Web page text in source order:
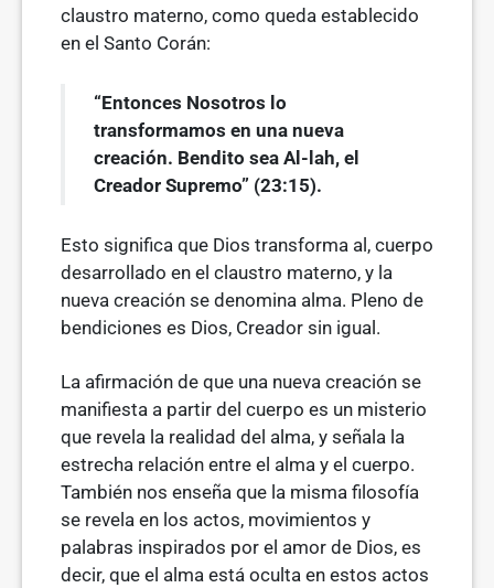
claustro materno, como queda establecido
en el Santo Corán:
“Entonces Nosotros lo
transformamos en una nueva
creación. Bendito sea Al-lah, el
Creador Supremo” (23:15).
Esto significa que Dios transforma al, cuerpo
desarrollado en el claustro materno, y la
nueva creación se denomina alma. Pleno de
bendiciones es Dios, Creador sin igual.
La afirmación de que una nueva creación se
manifiesta a partir del cuerpo es un misterio
que revela la realidad del alma, y señala la
estrecha relación entre el alma y el cuerpo.
También nos enseña que la misma filosofía
se revela en los actos, movimientos y
palabras inspirados por el amor de Dios, es
decir, que el alma está oculta en estos actos